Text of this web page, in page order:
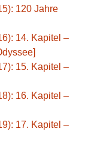
120 Jahre
14. Kapitel –
15. Kapitel –
16. Kapitel –
17. Kapitel –